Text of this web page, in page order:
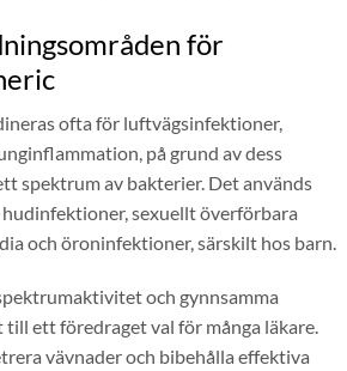
för
ofta för luftvägsinfektioner,
på grund av dess
spektrum av bakterier. Det används
sexuellt överförbara
och öroninfektioner, särskilt hos barn.
och gynnsamma
ett föredraget val för många läkare.
vävnader och bibehålla effektiva